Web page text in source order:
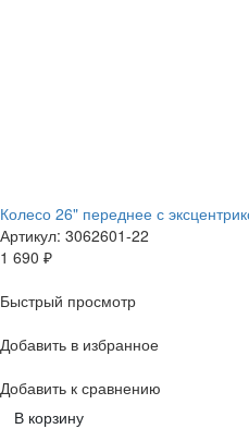
Колесо 26" переднее с
Артикул: 3062601-22
1 690 ₽
Быстрый просмотр
Добавить в избранное
Добавить к сравнению
В корзину